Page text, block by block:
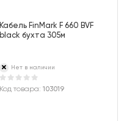
Кабель FinMark F 660 BVF
black бухта 305м
Нет в наличии
Код товара:103019